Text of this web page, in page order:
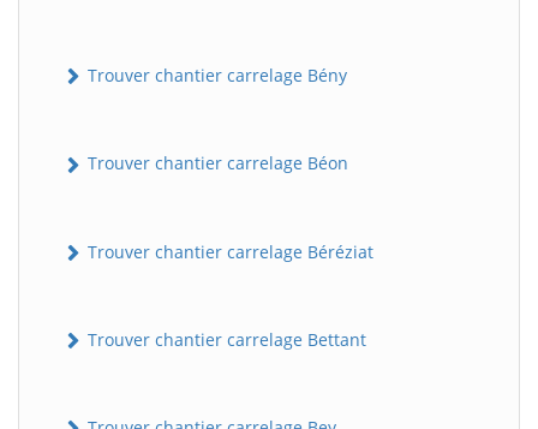
Trouver chantier carrelage Bény
Trouver chantier carrelage Béon
Trouver chantier carrelage Béréziat
Trouver chantier carrelage Bettant